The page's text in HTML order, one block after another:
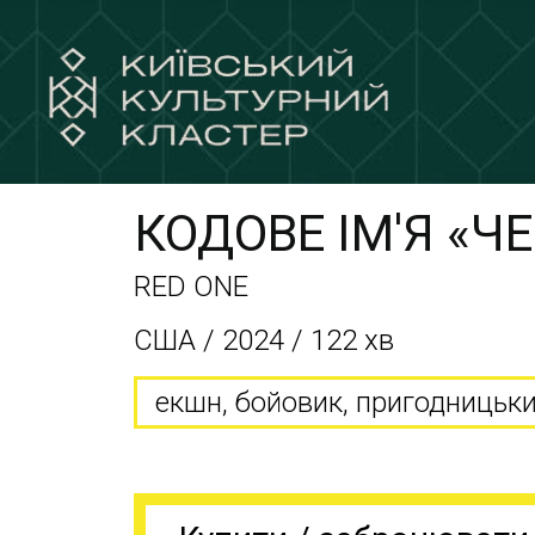
КОДОВЕ ІМ'Я
RED ONE
США / 2024 / 122 хв
екшн, бойовик,